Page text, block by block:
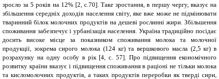
зросло за 5 років на 12% [2 ,c .70]. Таке зростання, в першу чергу, вказує на
збільшення середніх доходів населення світу, яке вже може не підмінювати
тваринний білок молочних продуктів на дешеві рослинні жири. Збільшення
споживання забезпечує і урбанізація населення. Україна традиційно посідає
досить високе місце за показником споживання молока та молочної
продукції, зокрема сирого молока (124 кг) та вершкового масла (2,5 кг) в
розрахунку на одну особу в рік [4, с. 57]. Про підвищення економічного
розвитку країни вказує і підвищення споживання в раціоні не тільки молока
та кисломолочних продуктів, а таких продуктів переробки як тверді сири,